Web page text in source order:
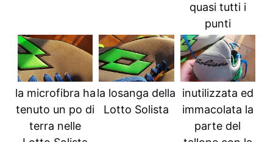
quasi tutti i
punti
la microfibra ha
tenuto un po di
terra nelle
la losanga della
Lotto Solista
inutilizzata ed
immacolata la
parte del